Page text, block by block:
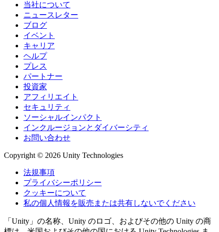
Windows: 0.12ドル
Linux：0.18ドル、Mac：0.20ドル、
Linux: 0.18 ドル、Mac: 0.20 ドル、
Windows: 0.20 ドル
Windows: 0.20ドル
当社について
ニュースレター
ブログ
イベント
キャリア
ヘルプ
プレス
パートナー
投資家
アフィリエイト
セキュリティ
ソーシャルインパクト
インクルージョンとダイバーシティ
お問い合わせ
Copyright © 2026 Unity Technologies
法規事項
プライバシーポリシー
クッキーについて
私の個人情報を販売または共有しないでください
「Unity」の名称、Unity のロゴ、およびその他の Unity の商